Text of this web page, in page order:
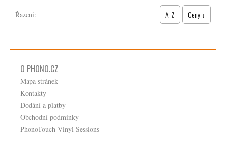
Řazení: A-Z Ceny ↓
O PHONO.CZ
Mapa stránek
Kontakty
Dodání a platby
Obchodní podmínky
PhonoTouch Vinyl Sessions